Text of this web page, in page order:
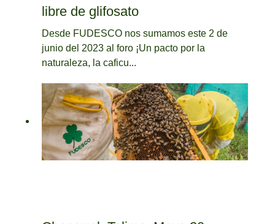
libre de glifosato
Desde FUDESCO nos sumamos este 2 de
junio del 2023 al foro ¡Un pacto por la
naturaleza, la caficu...